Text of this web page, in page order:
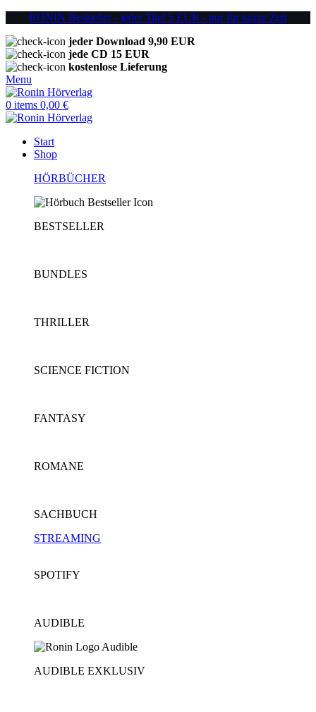
RONIN Bestseller - jeder Titel 5 EUR - nur für kurze Zeit
jeder Download 9,90 EUR
jede CD 15 EUR
kostenlose Lieferung
Menu
0 items 0,00 €
Start
Shop
HÖRBÜCHER
BESTSELLER
BUNDLES
THRILLER
SCIENCE FICTION
FANTASY
ROMANE
SACHBUCH
STREAMING
SPOTIFY
AUDIBLE
AUDIBLE EXKLUSIV